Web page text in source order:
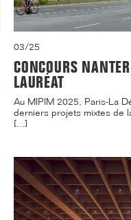
03/25
CONCOURS
LAURÉAT
Au MIPIM 2025, Paris-La
derniers projets mixtes de
[...]